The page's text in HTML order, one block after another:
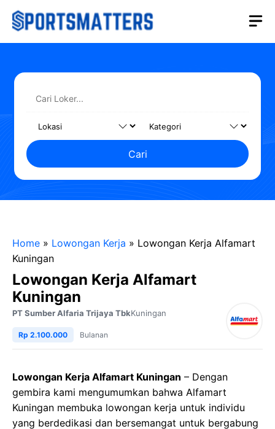
Langsung
Cari
Home » Lowongan Kerja » Lowongan Kerja Alfamart
Kuningan
Lowongan Kerja Alfamart
Kuningan
PT Sumber Alfaria Trijaya TbkKuningan
Rp 2.100.000 Bulanan
Lowongan Kerja Alfamart Kuningan – Dengan
gembira kami mengumumkan bahwa Alfamart
Kuningan membuka lowongan kerja untuk individu
yang berdedikasi dan bersemangat untuk bergabung